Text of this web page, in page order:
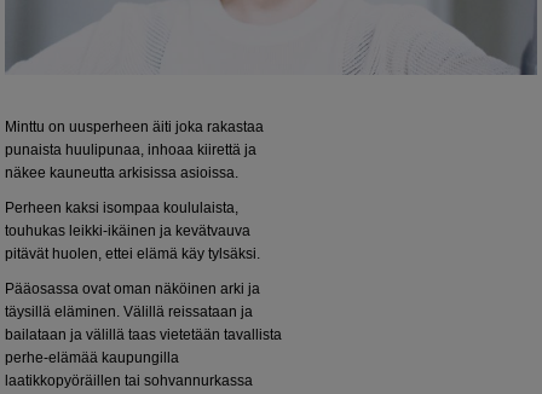
Minttu on uusperheen äiti joka rakastaa
punaista huulipunaa, inhoaa kiirettä ja
näkee kauneutta arkisissa asioissa.
Perheen kaksi isompaa koululaista,
touhukas leikki-ikäinen ja kevätvauva
pitävät huolen, ettei elämä käy tylsäksi.
Pääosassa ovat oman näköinen arki ja
täysillä eläminen. Välillä reissataan ja
bailataan ja välillä taas vietetään tavallista
perhe-elämää kaupungilla
laatikkopyöräillen tai sohvannurkassa